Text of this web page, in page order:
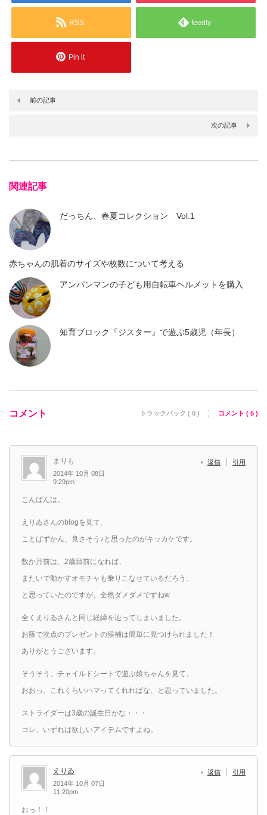
RSS feedly
Pin it
前の記事
次の記事
関連記事
だっちん、春夏コレクション Vol.1
赤ちゃんの肌着のサイズや枚数について考える
アンパンマンの子ども用自転車ヘルメットを購入
知育ブロック『ジスター』で遊ぶ5歳児（年長）
コメント トラックバック ( 0 ) コメント ( 5 )
まりも
2014年 10月 08日
9:29pm
返信 引用
こんばんは。
えりゐさんのblogを見て、
ことばずかん、良さそう♪と思ったのがキッカケです。
数か月前は、2歳目前になれば、
またいで動かすオモチャも乗りこなせているだろう、
と思っていたのですが、全然ダメダメですねw
全くえりゐさんと同じ経緯を辿ってしまいました。
お蔭で次点のプレゼントの候補は簡単に見つけられました！
ありがとうございます。
そうそう、チャイルドシートで遊ぶ娘ちゃんを見て、
おおっ、これくらいハマってくれればな、と思っていました。
ストライダーは3歳の誕生日かな・・・
コレ、いずれは欲しいアイテムですよね。
えりゐ
2014年 10月 07日
11:20pm
返信 引用
おっ！！